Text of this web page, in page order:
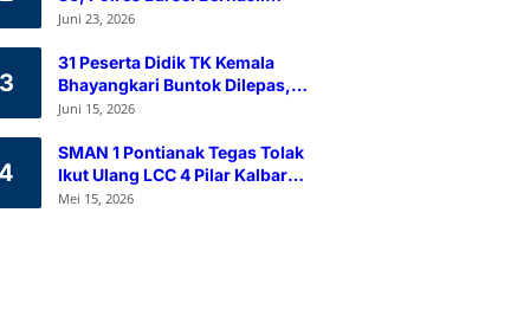
Himpun 80 Kantong Darah
Juni 23, 2026
3
31 Peserta Didik TK Kemala
Bhayangkari Buntok Dilepas,
Kapolres Barsel Tekankan
Juni 15, 2026
4
SMAN 1 Pontianak Tegas Tolak
Ikut Ulang LCC 4 Pilar Kalbar
2026
Mei 15, 2026